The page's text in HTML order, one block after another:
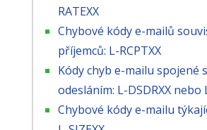
RATEXX
Chybové kódy e-mailů
příjemců: L-RCPTXX
Kódy chyb e-mailu spojené
odesláním: L-DSDRXX nebo
Chybové kódy e-mailu